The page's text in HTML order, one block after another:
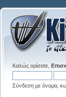
Καλώς ορίσατε,
Σύνδεση με όνομα,